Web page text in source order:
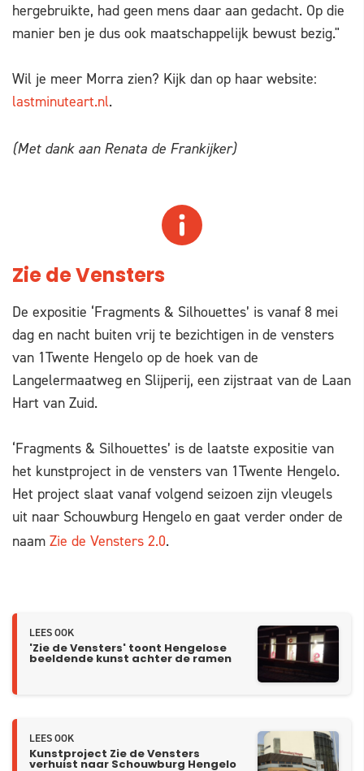
hergebruikte, had geen mens daar aan gedacht. Op die
manier ben je dus ook maatschappelijk bewust bezig."
Wil je meer Morra zien? Kijk dan op haar website:
lastminuteart.nl.
(Met dank aan Renata de Frankijker)
Zie de Vensters
De expositie ‘Fragments & Silhouettes’ is vanaf 8 mei
dag en nacht buiten vrij te bezichtigen in de vensters
van 1Twente Hengelo op de hoek van de
Langelermaatweg en Slijperij, een zijstraat van de Laan
Hart van Zuid.
‘Fragments & Silhouettes’ is de laatste expositie van
het kunstproject in de vensters van 1Twente Hengelo.
Het project slaat vanaf volgend seizoen zijn vleugels
uit naar Schouwburg Hengeloen gaat verder onder de
naam Zie de Vensters 2.0.
LEES OOK
'Zie de Vensters' toont Hengelose
beeldende kunst achter de ramen
LEES OOK
Kunstproject Zie de Vensters
verhuist naar Schouwburg Hengelo